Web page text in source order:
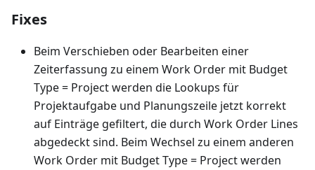
Fixes
Beim Verschieben oder Bearbeiten einer
Zeiterfassung zu einem Work Order mit Budget
Type = Project werden die Lookups für
Projektaufgabe und Planungszeile jetzt korrekt
auf Einträge gefiltert, die durch Work Order Lines
abgedeckt sind. Beim Wechsel zu einem anderen
Work Order mit Budget Type = Project werden